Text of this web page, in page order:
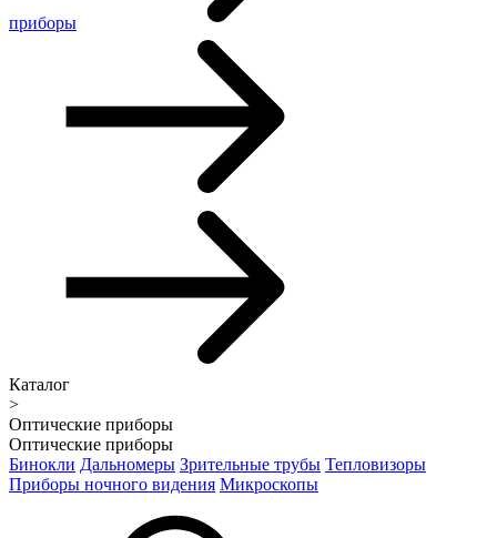
приборы
Каталог
>
Оптические приборы
Оптические приборы
Бинокли Дальномеры Зрительные трубы Тепловизоры
Приборы ночного видения Микроскопы